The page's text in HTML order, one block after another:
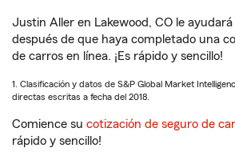
Justin Aller en Lakewood, CO le
después de que haya completado una
de carros en línea. ¡Es rápido y sencillo!
1. Clasificación y datos de S&P Global Market
directas escritas a fecha del 2018.
Comience su cotización de seguro de
rápido y sencillo!